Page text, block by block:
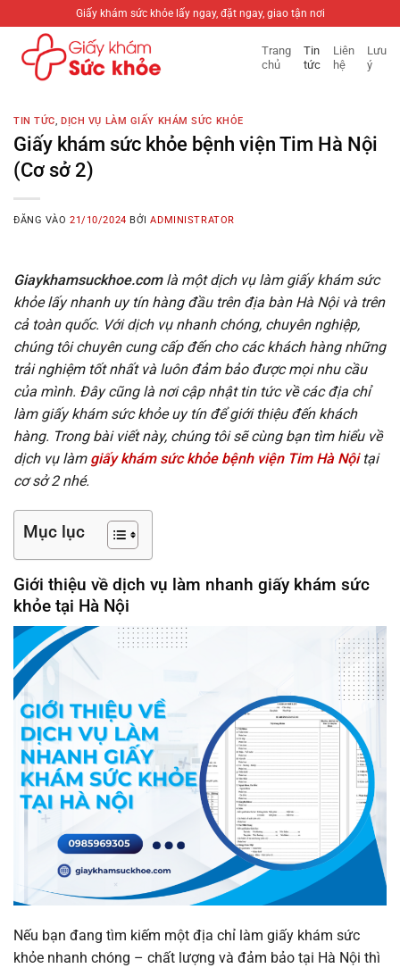
qua
Giấy khám sức khỏe lấy ngay, đặt ngay, giao tận nơi
Trang
chủ
Tin
tức
Liên
hệ
Lưu
ý
TIN TỨC,DỊCH VỤ LÀM GIẤY KHÁM SỨC KHỎE
Giấy khám sức khỏe bệnh viện Tim Hà Nội
(Cơ sở 2)
ĐĂNG VÀO21/10/2024 BỞIADMINISTRATOR
Giaykhamsuckhoe.comlà một dịch vụ làm giấy khám sức
khỏe lấy nhanh uy tín hàng đầu trên địa bàn Hà Nội và trên
cả toàn quốc. Với dịch vụ nhanh chóng, chuyên nghiệp,
chúng tôi chuyên cung cấp đến cho các khách hàng những
trải nghiệm tốt nhất và luôn đảm bảo được mọi nhu cầu
của mình. Đây cũng là nơi cập nhật tin tức về các địa chỉ
làm giấy khám sức khỏe uy tín để giới thiệu đến khách
hàng. Trong bài viết này, chúng tôi sẽ cùng bạn tìm hiểu về
dịch vụ làm giấy khám sức khỏe bệnh viện Tim Hà Nộitại
cơ sở 2 nhé.
Mục lục
Giới thiệu về dịch vụ làm nhanh giấy khám sức
khỏe tại Hà Nội
Nếu bạn đang tìm kiếm một địa chỉ làm giấy khám sức
khỏe nhanh chóng – chất lượng và đảm bảo tại Hà Nội thì